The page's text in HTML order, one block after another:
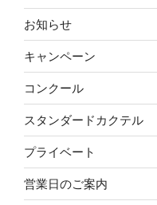
お知らせ
キャンペーン
コンクール
スタンダードカクテル
プライベート
営業日のご案内